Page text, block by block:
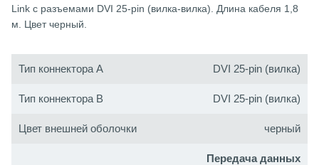
Link с разъемами DVI 25-pin (вилка-вилка). Длина кабеля 1,8
м. Цвет черный.
Тип коннектора A DVI 25-pin (вилка)
Тип коннектора B DVI 25-pin (вилка)
Цвет внешней оболочки черный
Передача данных